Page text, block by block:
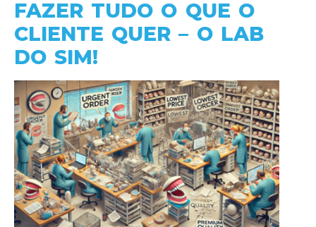
FAZER TUDO O QUE O
CLIENTE QUER – O LAB
DO SIM!